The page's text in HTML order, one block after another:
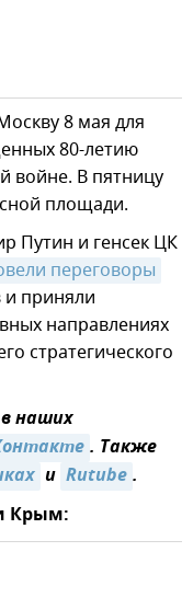
8 мая для
80-летию
войне. В пятницу
площади.
Путин и генсек ЦК
переговоры
и приняли
направлениях
стратегического
наших
. Также
и Rutube.
Крым: